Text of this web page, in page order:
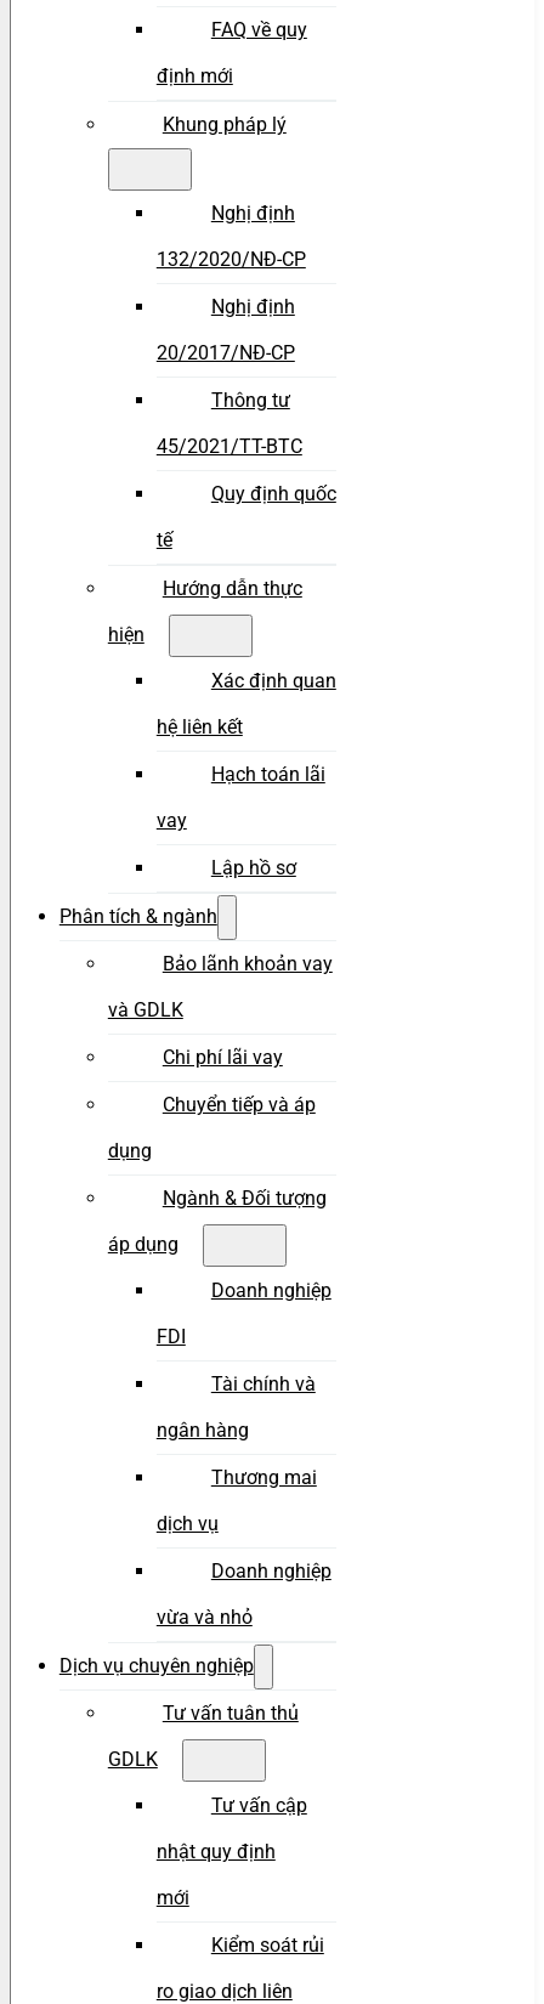
FAQ về quy
định mới
Khung pháp lý
Nghị định
132/2020/NĐ-CP
Nghị định
20/2017/NĐ-CP
Thông tư
45/2021/TT-BTC
Quy định quốc
tế
Hướng dẫn thực
hiện
Xác định quan
hệ liên kết
Hạch toán lãi
vay
Lập hồ sơ
Phân tích & ngành
Bảo lãnh khoản vay
và GDLK
Chi phí lãi vay
Chuyển tiếp và áp
dụng
Ngành & Đối tượng
áp dụng
Doanh nghiệp
FDI
Tài chính và
ngân hàng
Thương mai
dịch vụ
Doanh nghiệp
vừa và nhỏ
Dịch vụ chuyên nghiệp
Tư vấn tuân thủ
GDLK
Tư vấn cập
nhật quy định
mới
Kiểm soát rủi
ro giao dịch liên